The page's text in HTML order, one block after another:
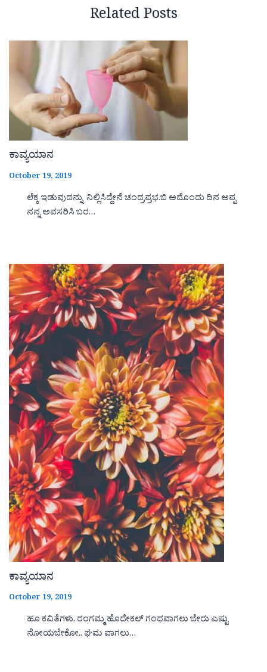
Related Posts
ಕಾವ್ಯಯಾನ
October 19, 2019
ಲೆಕ್ಕ ಇಡುವುದನ್ನು ನಿಲ್ಲಿಸಿದ್ದೇನೆ ಚಂದ್ರಪ್ರಭ.ಬಿ ಅದೊಂದು ದಿನ ಅಪ್ಪ
ನನ್ನ ಅವಸರಿಸಿ ಬರ…
ಕಾವ್ಯಯಾನ
October 19, 2019
ಹೂ ಕವಿತೆಗಳು. ರಂಗಮ್ಮ ಹೊದೇಕಲ್ ಗಂಧವಾಗಲು ಬೇರು ಎಷ್ಟು
ನೋಯಬೇಕೋ.. ಘಮ ವಾಗಲು…